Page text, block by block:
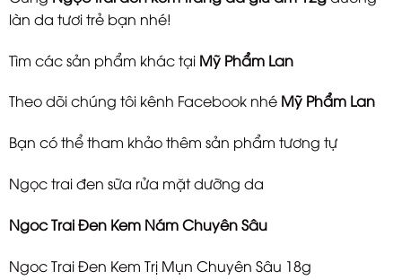
làn da tươi trẻ bạn nhé!
Tìm các sản phẩm khác tại Mỹ Phẩm Lan
Theo dõi chúng tôi kênh Facebook nhé Mỹ Phẩm Lan
Bạn có thể tham khảo thêm sản phẩm tương tự
Ngọc trai đen sữa rửa mặt dưỡng da
Ngoc Trai Đen Kem Nám Chuyên Sâu
Ngoc Trai Đen Kem Trị Mụn Chuyên Sâu 18g